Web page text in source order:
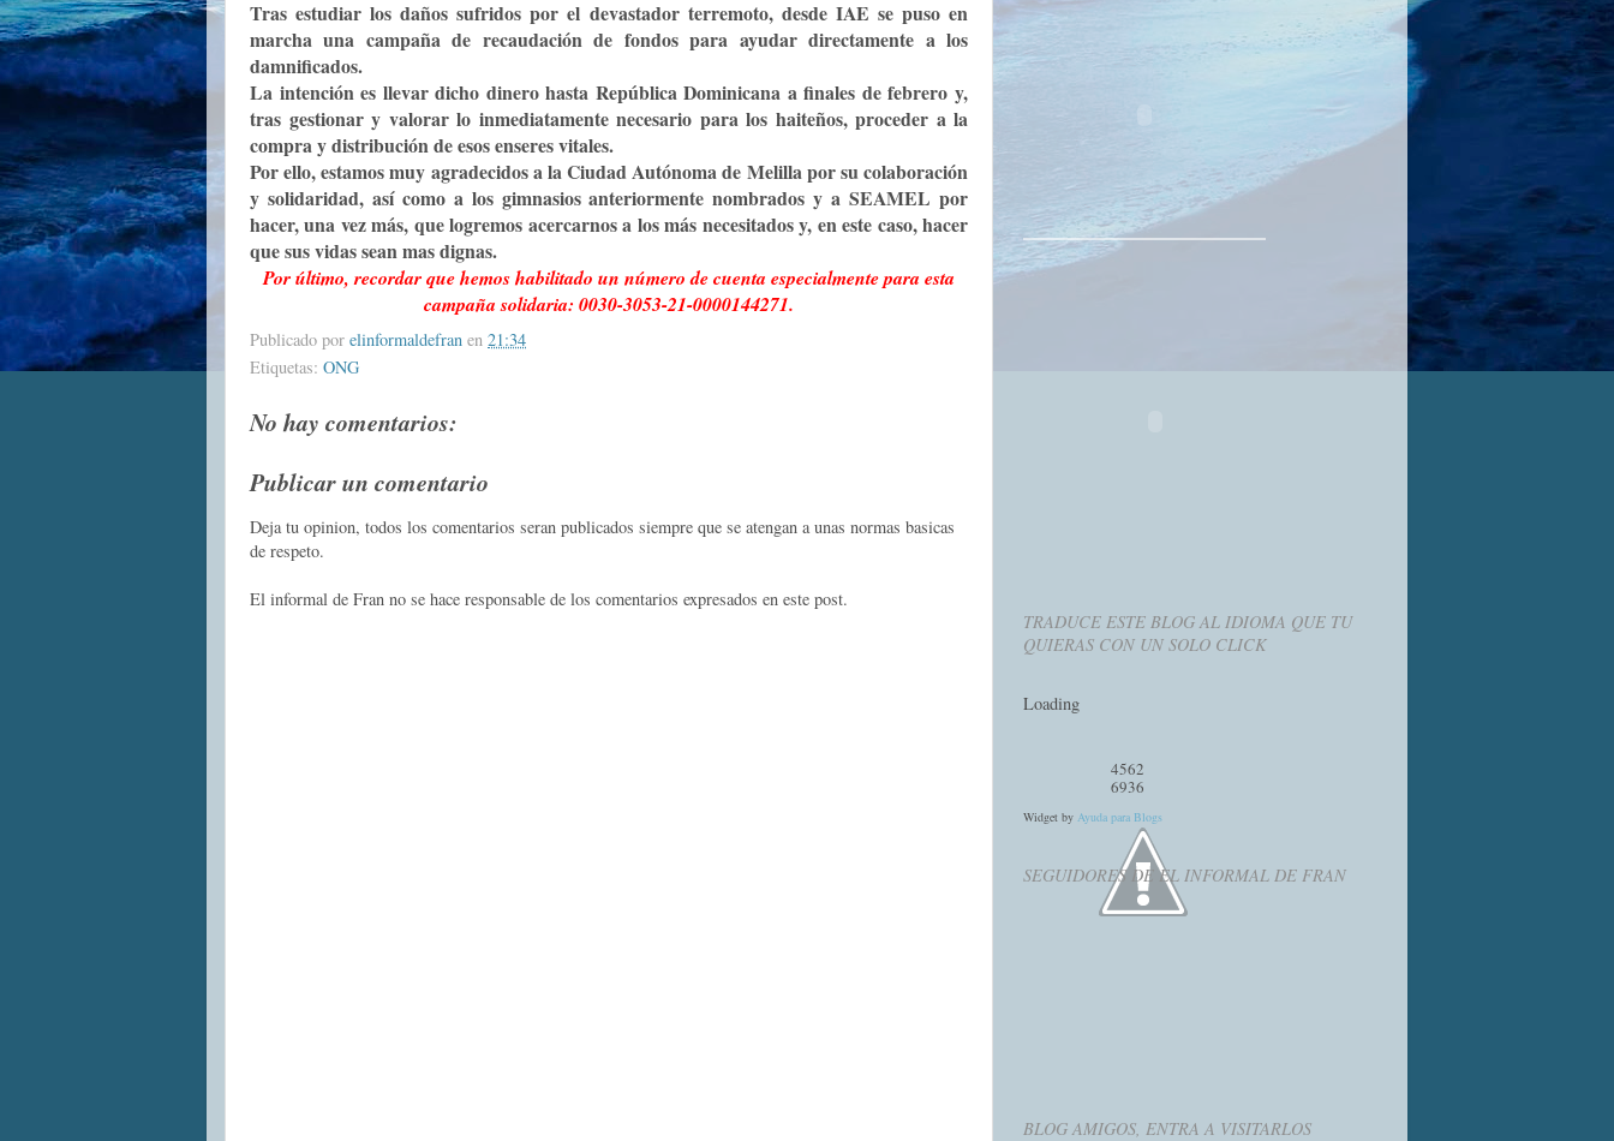
Tras estudiar los daños sufridos por el devastador terremoto, desde IAE se puso en
marcha una campaña de recaudación de fondos para ayudar directamente a los
damnificados.
La intención es llevar dicho dinero hasta República Dominicana a finales de febrero y,
tras gestionar y valorar lo inmediatamente necesario para los haiteños, proceder a la
compra y distribución de esos enseres vitales.
Por ello, estamos muy agradecidos a la Ciudad Autónoma de Melilla por su colaboración
y solidaridad, así como a los gimnasios anteriormente nombrados y a SEAMEL por
hacer, una vez más, que logremos acercarnos a los más necesitados y, en este caso, hacer
que sus vidas sean mas dignas.
Por último, recordar que hemos habilitado un número de cuenta especialmente para esta
campaña solidaria: 0030-3053-21-0000144271.
Publicado por elinformaldefran en 21:34
Etiquetas: ONG
No hay comentarios:
Publicar un comentario
Deja tu opinion, todos los comentarios seran publicados siempre que se atengan a unas normas basicas
de respeto.
El informal de Fran no se hace responsable de los comentarios expresados en este post.
TRADUCE ESTE BLOG AL IDIOMA QUE TU
QUIERAS CON UN SOLO CLICK
Loading
4562
6936
Widget by Ayuda para Blogs
SEGUIDORES DE EL INFORMAL DE FRAN
BLOG AMIGOS, ENTRA A VISITARLOS